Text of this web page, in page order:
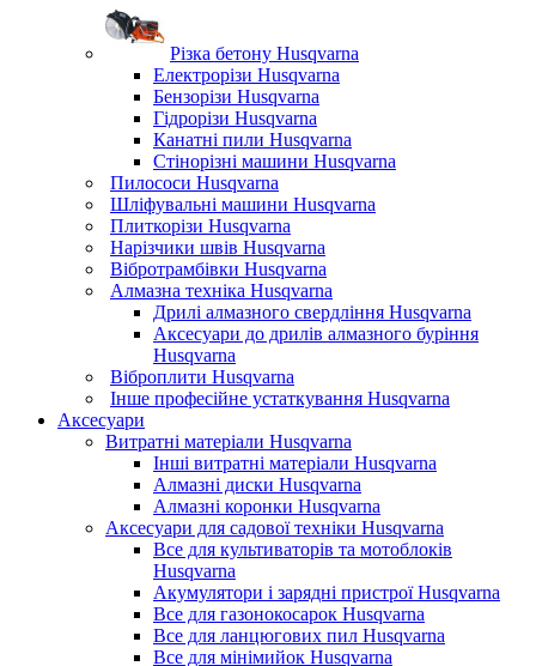
Різка бетону Husqvarna
Електрорізи Husqvarna
Бензорізи Husqvarna
Гідрорізи Husqvarna
Канатні пили Husqvarna
Стінорізні машини Husqvarna
Пилососи Husqvarna
Шліфувальні машини Husqvarna
Плиткорізи Husqvarna
Нарізчики швів Husqvarna
Вібротрамбівки Husqvarna
Алмазна техніка Husqvarna
Дрилі алмазного свердління Husqvarna
Аксесуари до дрилів алмазного буріння
Husqvarna
Віброплити Husqvarna
Інше професійне устаткування Husqvarna
Аксесуари
Витратні матеріали Husqvarna
Інші витратні матеріали Husqvarna
Алмазні диски Husqvarna
Алмазні коронки Husqvarna
Аксесуари для садової техніки Husqvarna
Все для культиваторів та мотоблоків
Husqvarna
Акумулятори і зарядні пристрої Husqvarna
Все для газонокосарок Husqvarna
Все для ланцюгових пил Husqvarna
Все для мінімийок Husqvarna